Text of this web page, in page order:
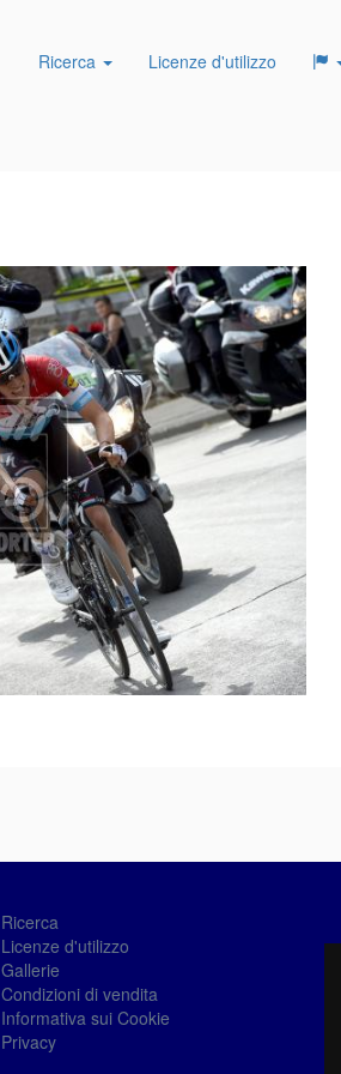
Ricerca Licenze d'utilizzo
Ricerca
Licenze d'utilizzo
Gallerie
Condizioni di vendita
Informativa sui Cookie
Privacy